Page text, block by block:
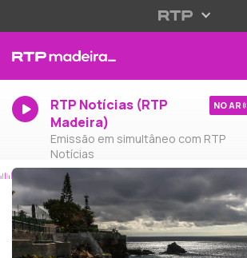
RTP Notícias (RTP
Madeira)
Emissão em simultâneo com RTP
Notícias
NO AR